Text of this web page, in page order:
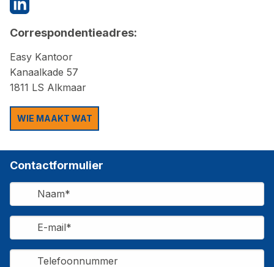
Correspondentieadres:
Easy Kantoor
Kanaalkade 57
1811 LS Alkmaar
WIE MAAKT WAT
Contactformulier